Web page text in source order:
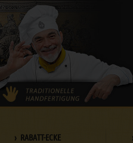
› RABATT-ECKE